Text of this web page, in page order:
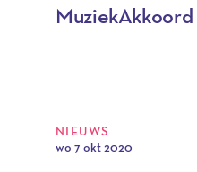
NIEUWS
wo 7 okt 2020